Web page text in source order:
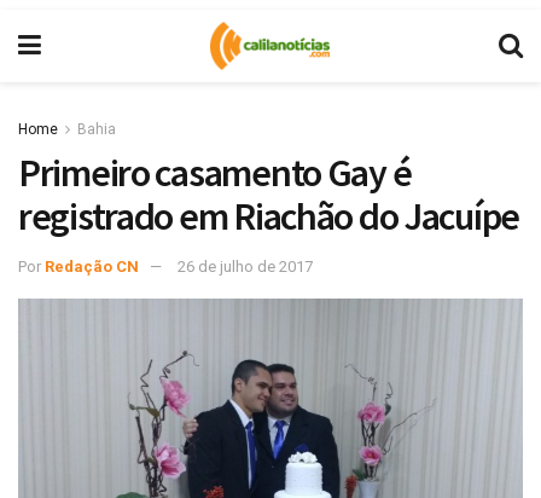
Home Bahia
Primeiro casamento Gay é
registrado em Riachão do Jacuípe
Por Redação CN 26 de julho de 2017